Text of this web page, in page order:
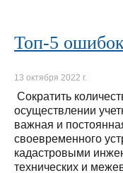
Топ-5
13 октября 2022 г.
Сократить
осуществлении
важная и
своевременного
кадастровыми
технических и